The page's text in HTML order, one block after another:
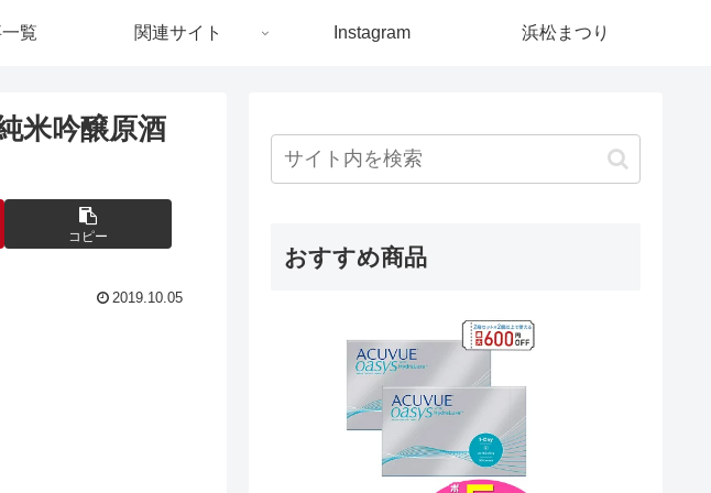
覧 関連サイト Instagram 浜松まつり
米吟醸原酒
コピー
2019.10.05
おすすめ商品